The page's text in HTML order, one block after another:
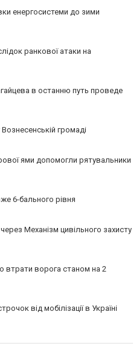
енергосистеми до зими
ранкової атаки на
в останню путь проведе
громаді
ями допомогли рятувальники
6-бального рівня
Механізм цивільного захисту
втрати ворога станом на 2
від мобілізації в Україні